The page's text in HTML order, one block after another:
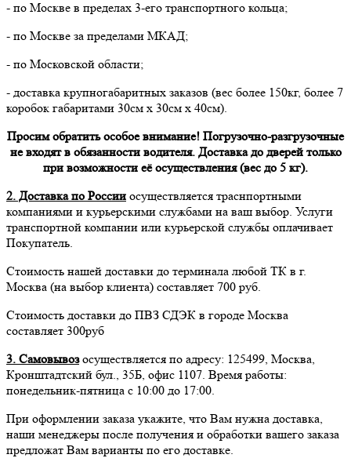
- по Москве в пределах 3-его транспортного кольца;
- по Москве за пределами МКАД;
- по Московской области;
- доставка крупногабаритных заказов (вес более 150кг, более 7
коробок габаритами 30см х 30см х 40см).
Просим обратить особое внимание! Погрузочно-разгрузочные
не входят в обязанности водителя. Доставка до дверей только
при возможности её осуществления (вес до 5 кг).
2. Доставка по России осуществляется траснпортными
компаниями и курьерскими службами на ваш выбор. Услуги
транспортной компании или курьерской службы оплачивает
Покупатель.
Стоимость нашей доставки до терминала любой ТК в г.
Москва (на выбор клиента) составляет 700 руб.
Стоимость доставки до ПВЗ СДЭК в городе Москва
составляет 300руб
3. Самовывозосуществляется по адресу: 125499, Москва,
Кронштадтский бул., 35Б, офис 1107. Время работы:
понедельник-пятница с 10:00 до 17:00.
При оформлении заказа укажите, что Вам нужна доставка,
наши менеджеры после получения и обработки вашего заказа
предложат Вам варианты по его доставке.